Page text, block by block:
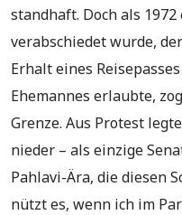
standhaft. Doch als
verabschiedet wurde,
Erhalt eines
Ehemannes erlaubte,
Grenze. Aus Protest
nieder – als einzige
Pahlavi-Ära, die diesen
nützt es, wenn ich im